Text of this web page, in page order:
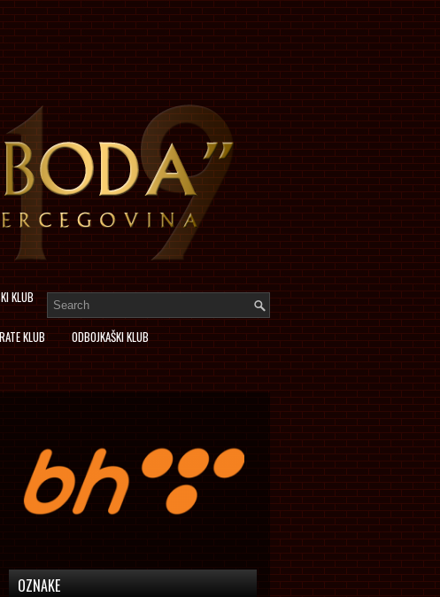
KLUB
KLUB ODBOJKAŠKI KLUB
OZNAKE